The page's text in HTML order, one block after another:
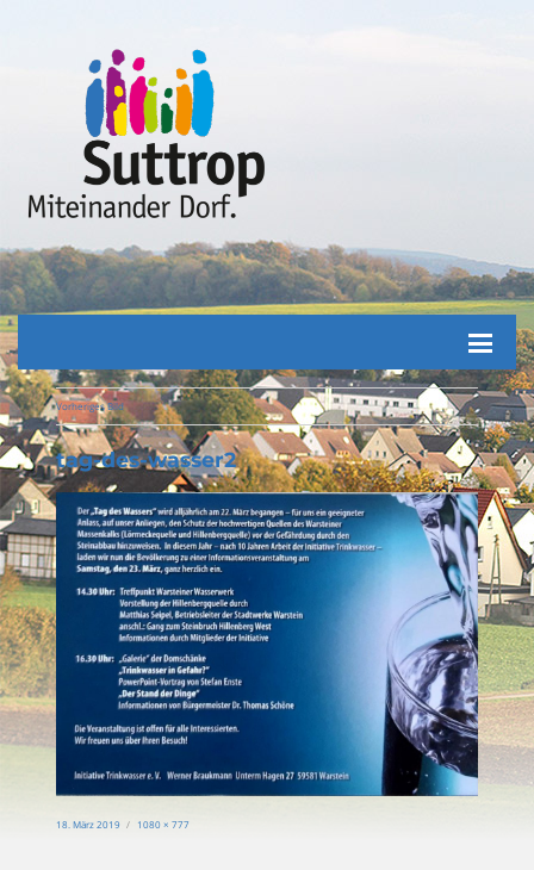
Vorheriges Bild
tag-des-wasser2
Veröffentlicht
18. März 2019 Originalgröße
1080 × 777